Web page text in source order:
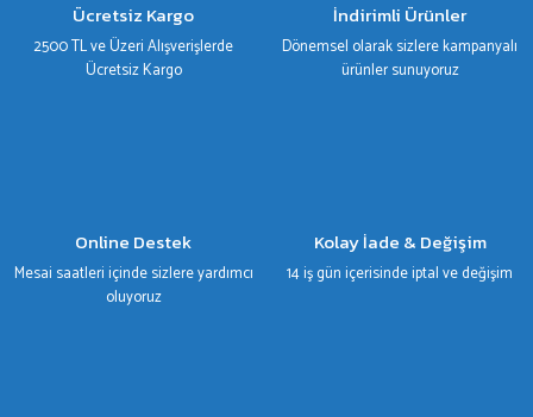
Ürün fiyatı diğer sitelerden daha pahalı.
Bu ürüne benzer farklı alternatifler olmalı.
Ücretsiz Kargo
2500 TL ve Üzeri Alışverişlerde
Ücretsiz Kargo
İndirimli Ürünler
Dönemsel olarak sizlere kampanyalı
ürünler sunuyoruz
Online Destek
Mesai saatleri içinde sizlere yardımcı
oluyoruz
Kolay İade & Değişim
14 iş gün içerisinde iptal ve değişim